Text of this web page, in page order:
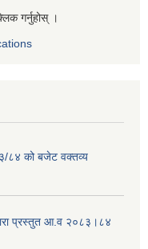
गर्नुहोस् ।
८४ को बजेट वक्तव्य
प्रस्तुत आ.व‍ २०८३।८४